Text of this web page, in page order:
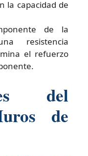
la capacidad de
de la
resistencia
el refuerzo
del
de